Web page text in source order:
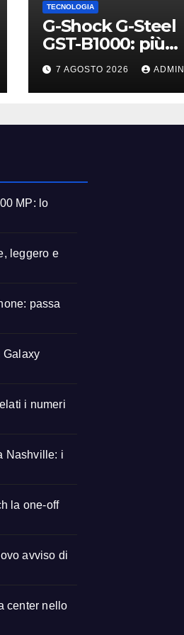
TECNOLOGIA
G-Shock G-Steel
GST-B1000: più
sottile, leggero e
connesso
7 AGOSTO 2026 ADMIN
MP: lo
leggero e
passa
Galaxy
i numeri
Nashville: i
la one-off
avviso di
center nello